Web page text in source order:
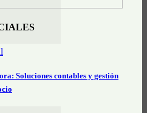
Soluciones contables y gestión